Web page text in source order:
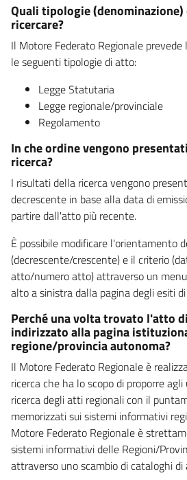
Quali tipologie
ricercare?
Il Motore Federato Regionale prevede
le seguenti tipologie di atto:
Legge Statutaria
Legge regionale/provinciale
Regolamento
In che ordine vengono
ricerca?
I risultati della ricerca vengono
decrescente in base alla data di
partire dall'atto più recente.
È possibile modificare l'orientamento
(decrescente/crescente) e il criterio
atto/numero atto) attraverso un
alto a sinistra dalla pagina degli esiti
Perché una volta trovato l'atto
indirizzato alla pagina
regione/provincia autonoma?
Il Motore Federato Regionale è
ricerca che ha lo scopo di proporre
ricerca degli atti regionali con il
memorizzati sui sistemi informativi
Motore Federato Regionale è
sistemi informativi delle Regioni/
attraverso uno scambio di cataloghi